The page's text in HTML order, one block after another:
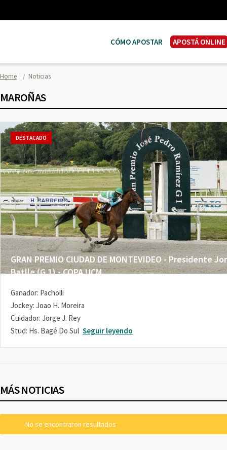
CÓMO APOSTAR APOSTÁ ONLINE
Home Noticias
MAROÑAS
GRAN PREMIO CIUDAD DE MONTEVIDEO - Presidente
Batlle (G 1) - COPA UCM
DESTACADO
Ganador: Pacholli
Jockey: Joao H. Moreira
Cuidador: Jorge J. Rey
Stud: Hs. Bagé Do Sul Seguir leyendo
MÁS NOTICIAS
No se encontraron resultados